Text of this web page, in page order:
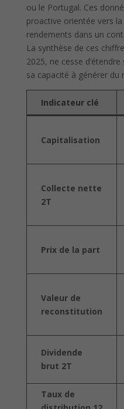
ou le Portugal. Ces
proactive orientée vers
rendements dans un
La synthèse de ces
2025, ne cesse
sa capacité à générer du
Indicateur clé
Capitalisation
Collecte nette
2T
Prix de la part
Valeur de
reconstitution
Dividende
brut 2T
Taux de